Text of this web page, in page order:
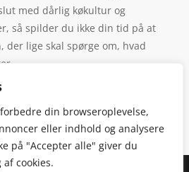
din browseroplevelse,
eller indhold og analysere
på "Accepter alle" giver du
cookies.
med dårlig køkultur og
så spilder du ikke din tid på at
der lige skal spørge om, hvad